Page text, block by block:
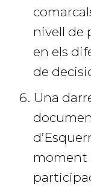
nivell de
en els
de
Una
moment